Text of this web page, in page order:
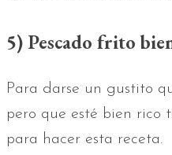
5) Pescado frito
Para darse un gustito
pero que esté bien rico
para hacer esta receta.